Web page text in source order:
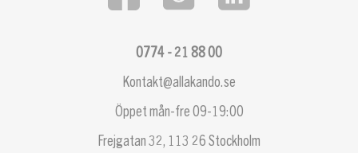
Kontakt@allakando.se
0774 - 21 88 00
Öppet mån-fre 09-19:00
Frejgatan 32, 113 26 Stockholm